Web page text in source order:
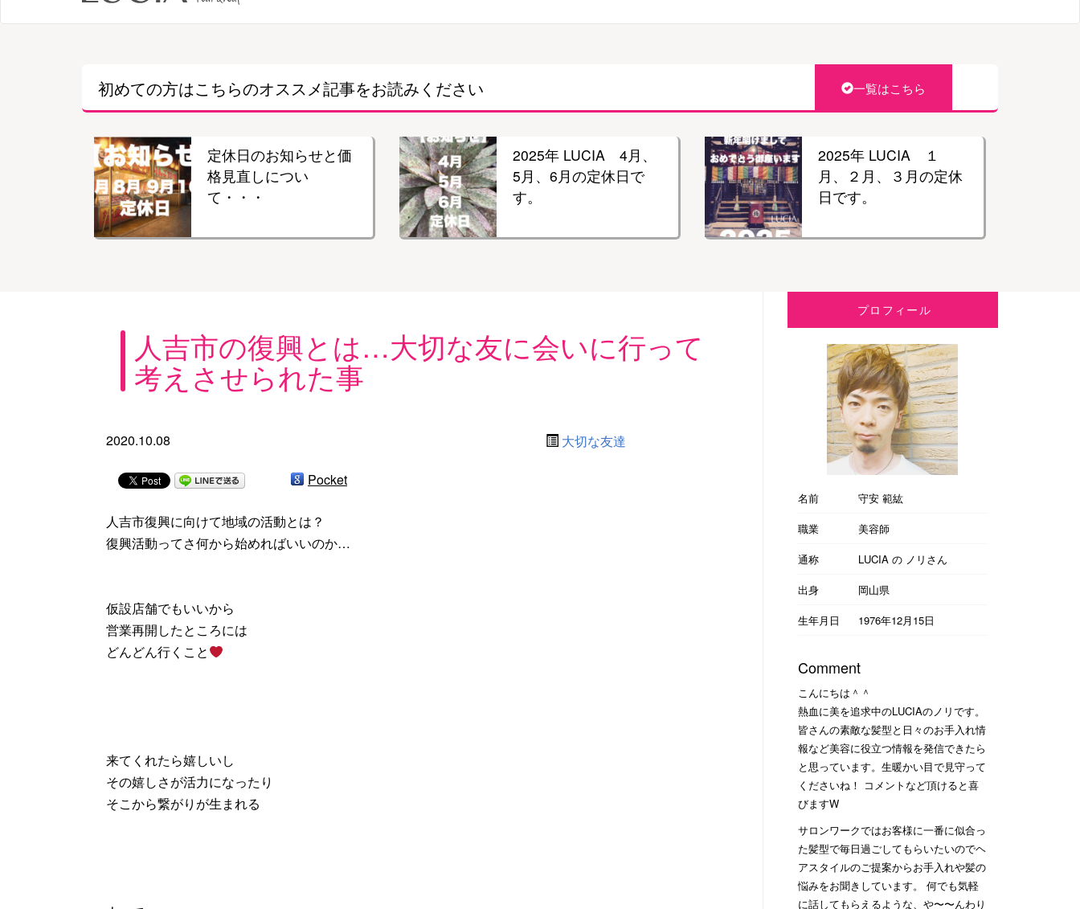
初めての方はこちらのオススメ記事をお読みください 一覧はこちら
定休日のお知らせと価
格見直しについ
て・・・
2025年 LUCIA 4月、
5月、6月の定休日で
す。
2025年 LUCIA １
月、２月、３月の定休
日です。
人吉市の復興とは…大切な友に会いに行って
考えさせられた事
2020.10.08 大切な友達
Pocket
人吉市復興に向けて地域の活動とは？
復興活動ってさ何から始めればいいのか…
仮設店舗でもいいから
営業再開したところには
どんどん行くこと
来てくれたら嬉しいし
その嬉しさが活力になったり
そこから繋がりが生まれる
プロフィール
名前
守安 範紘
職業
美容師
通称
LUCIA の ノリさん
出身
岡山県
生年月日
1976年12月15日
Comment
こんにちは＾＾
熱血に美を追求中のLUCIAのノリです。
皆さんの素敵な髪型と日々のお手入れ情
報など美容に役立つ情報を発信できたら
と思っています。生暖かい目で見守って
くださいね！ コメントなど頂けると喜
びますW
サロンワークではお客様に一番に似合っ
た髪型で毎日過ごしてもらいたいのでヘ
アスタイルのご提案からお手入れや髪の
悩みをお聞きしています。 何でも気軽
に話してもらえるような、や〜〜んわり